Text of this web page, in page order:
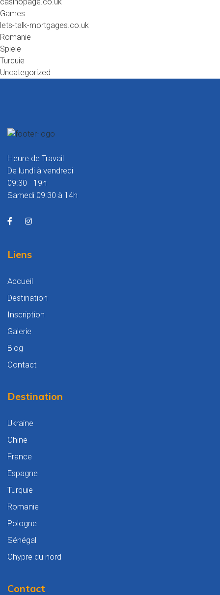
Games
lets-talk-mortgages.co.uk
Romanie
Spiele
Turquie
Uncategorized
Heure de Travail
De lundi à vendredi
09:30 - 19h
Samedi 09:30 à 14h
Liens
Accueil
Destination
Inscription
Galerie
Blog
Contact
Destination
Ukraine
Chine
France
Espagne
Turquie
Romanie
Pologne
Sénégal
Chypre du nord
Contact